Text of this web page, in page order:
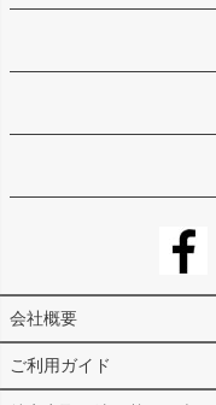
会社概要
ご利用ガイド